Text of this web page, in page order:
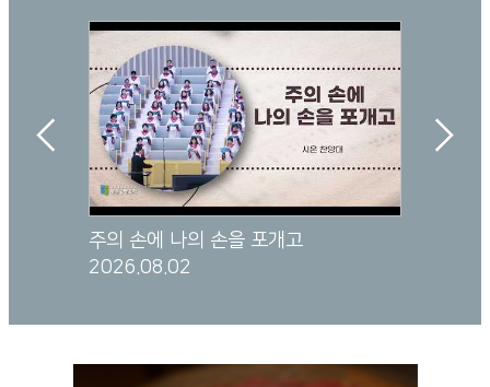
주의 손에 나의 손을 포개고
2026.08.02